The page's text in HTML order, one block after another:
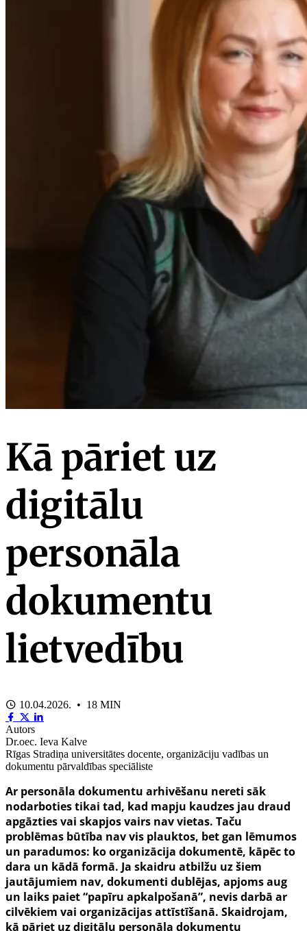
Kā pāriet uz
digitālu
personāla
dokumentu
lietvedību
10.04.2026. • 18 MIN
Autors
Dr.oec. Ieva Kalve
Rīgas Stradiņa universitātes docente, organizāciju vadības un
dokumentu pārvaldības speciāliste
Ar personāla dokumentu arhivēšanu nereti sāk
nodarboties tikai tad, kad mapju kaudzes jau draud
apgāzties vai skapjos vairs nav vietas. Taču
problēmas būtība nav vis plauktos, bet gan lēmumos
un paradumos: ko organizācija dokumentē, kāpēc to
dara un kādā formā. Ja skaidru atbilžu uz šiem
jautājumiem nav, dokumenti dublējas, apjoms aug
un laiks paiet “papīru apkalpošanā”, nevis darbā ar
cilvēkiem vai organizācijas attīstīšanā. Skaidrojam,
kā pāriet uz digitālu personāla dokumentu